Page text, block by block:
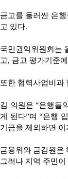
금고를 둘러싼 은
고 있다.
국민권익위원회는
고, 금고 평가기준
또한 협력사업비과
김 의원은 “은행들
게 된다”며 “은행
기금을 제외하면
금융위와 금감원은
그러나 지역 주민